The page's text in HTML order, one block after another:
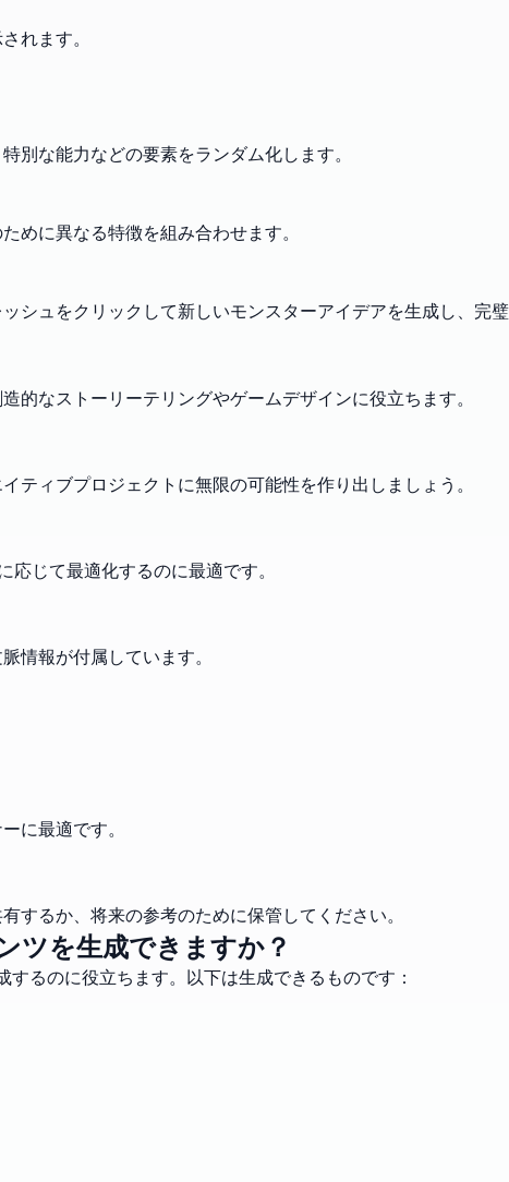
れます。
な能力などの要素をランダム化します。
めに異なる特徴を組み合わせます。
シュをクリックして新しいモンスターアイデアを生成し、完璧
なストーリーテリングやゲームデザインに役立ちます。
ィブプロジェクトに無限の可能性を作り出しましょう。
じて最適化するのに最適です。
情報が付属しています。
に最適です。
るか、将来の参考のために保管してください。
ツを生成できますか？
るのに役立ちます。以下は生成できるものです：